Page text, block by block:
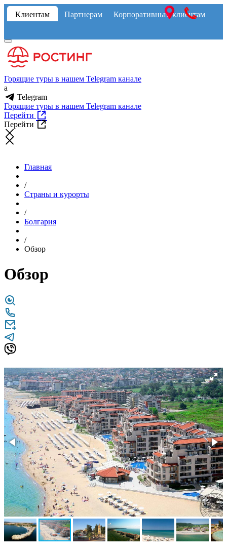
Клиентам Партнерам Корпоративным клиентам
Горящие туры в нашем Telegram канале
a
Telegram
Горящие туры в нашем Telegram канале
Перейти
Перейти
Главная
/
Страны и курорты
/
Болгария
/
Обзор
Обзор